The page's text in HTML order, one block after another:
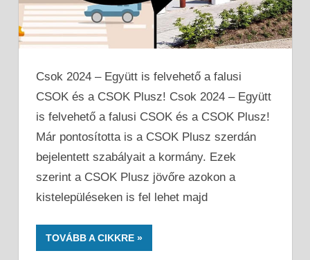
Csok 2024 – Együtt is felvehető a falusi
CSOK és a CSOK Plusz! Csok 2024 – Együtt
is felvehető a falusi CSOK és a CSOK Plusz!
Már pontosította is a CSOK Plusz szerdán
bejelentett szabályait a kormány. Ezek
szerint a CSOK Plusz jövőre azokon a
kistelepüléseken is fel lehet majd
TOVÁBB A CIKKRE